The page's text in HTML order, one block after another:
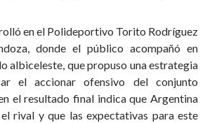
en el Polideportivo Torito Rodríguez
donde el público acompañó en
albiceleste, que propuso una estrategia
el accionar ofensivo del conjunto
el resultado final indica que Argentina
rival y que las expectativas para este